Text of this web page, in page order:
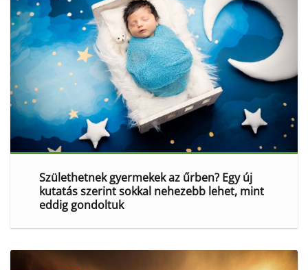
Születhetnek gyermekek az űrben? Egy új
kutatás szerint sokkal nehezebb lehet, mint
eddig gondoltuk